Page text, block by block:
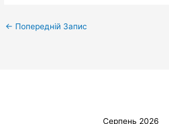
← Попередній Запис
Серпень 2026